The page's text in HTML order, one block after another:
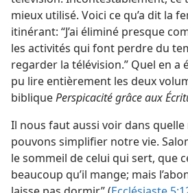
mieux utilisé. Voici ce qu’a dit la
itinérant: “J’ai éliminé presque
les activités qui font perdre du
regarder la télévision.” Quel en a
pu lire entièrement les deux
bibliquePerspicacité grâce aux
Il nous faut aussi voir dans
pouvons simplifier notre vie.
le sommeil de celui qui sert, que
beaucoup qu’il mange; mais